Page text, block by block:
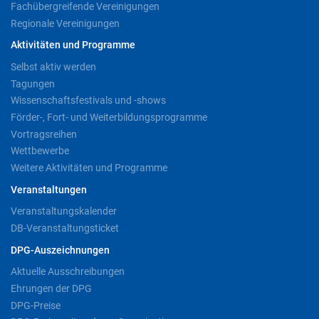
Fachübergreifende Vereinigungen
Regionale Vereinigungen
Aktivitäten und Programme
Selbst aktiv werden
Tagungen
Wissenschaftsfestivals und -shows
Förder-, Fort- und Weiterbildungsprogramme
Vortragsreihen
Wettbewerbe
Weitere Aktivitäten und Programme
Veranstaltungen
Veranstaltungskalender
DB-Veranstaltungsticket
DPG-Auszeichnungen
Aktuelle Ausschreibungen
Ehrungen der DPG
DPG-Preise